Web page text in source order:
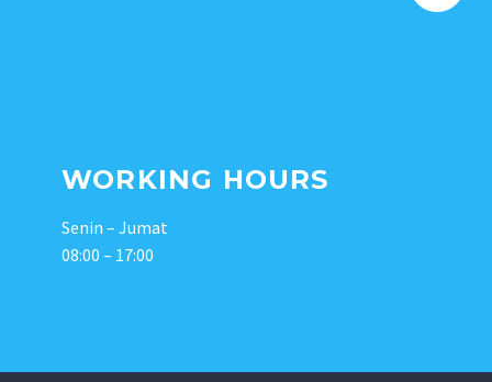
WORKING HOURS
Senin – Jumat
08:00 – 17:00